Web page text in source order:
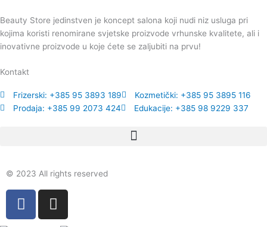
Beauty Store jedinstven je koncept salona koji nudi niz usluga pri
kojima koristi renomirane svjetske proizvode vrhunske kvalitete, ali i
inovativne proizvode u koje ćete se zaljubiti na prvu!
Kontakt
Frizerski: +385 95 3893 189
Kozmetički: +385 95 3895 116
Prodaja: +385 99 2073 424
Edukacije: +385 98 9229 337
© 2023 All rights reserved
F
a
I
n